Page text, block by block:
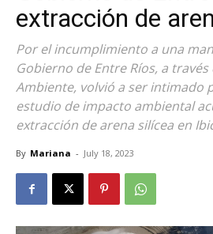
extracción de
Por el incumplimiento a una
Gobierno de Entre Ríos, a
Ambiente, volvió a ser intimado
estudio de impacto ambiental
extracción de arena silícea en
By Mariana - July 18, 2023